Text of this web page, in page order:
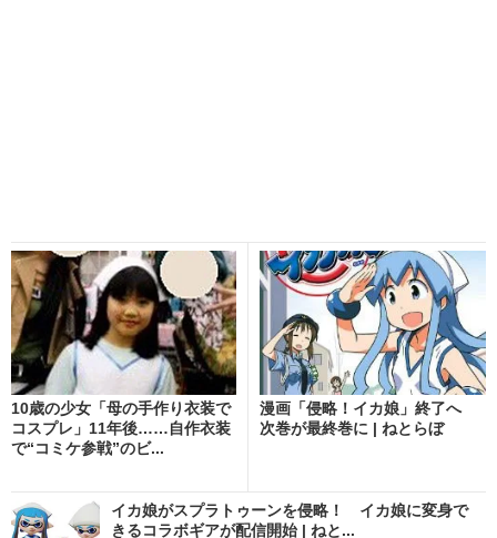
10歳の少女「母の手作り衣装で
コスプレ」11年後……自作衣装
で“コミケ参戦”のビ...
漫画「侵略！イカ娘」終了へ
次巻が最終巻に | ねとらぼ
イカ娘がスプラトゥーンを侵略！ イカ娘に変身で
きるコラボギアが配信開始 | ねと...